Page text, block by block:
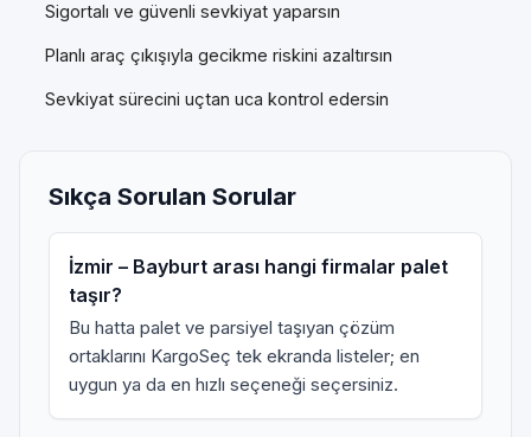
Sigortalı ve güvenli sevkiyat yaparsın
Planlı araç çıkışıyla gecikme riskini azaltırsın
Sevkiyat sürecini uçtan uca kontrol edersin
Sıkça Sorulan Sorular
İzmir – Bayburt arası hangi firmalar palet
taşır?
Bu hatta palet ve parsiyel taşıyan çözüm
ortaklarını KargoSeç tek ekranda listeler; en
uygun ya da en hızlı seçeneği seçersiniz.